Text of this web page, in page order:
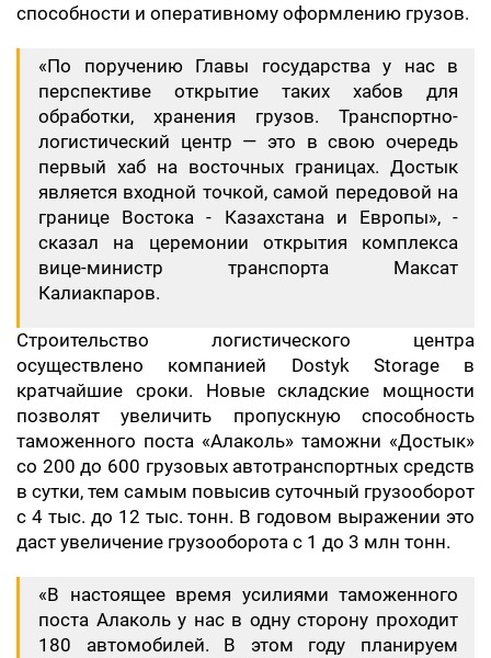
способности и оперативному оформлению грузов.
«По поручению Главы государства у нас в
перспективе открытие таких хабов для
обработки, хранения грузов. Транспортно-
логистический центр — это в свою очередь
первый хаб на восточных границах. Достык
является входной точкой, самой передовой на
границе Востока - Казахстана и Европы», -
сказал на церемонии открытия комплекса
вице-министр транспорта Максат
Калиакпаров.
Строительство логистического центра
осуществлено компанией Dostyk Storage в
кратчайшие сроки. Новые складские мощности
позволят увеличить пропускную способность
таможенного поста «Алаколь» таможни «Достык»
со 200 до 600 грузовых автотранспортных средств
в сутки, тем самым повысив суточный грузооборот
с 4 тыс. до 12 тыс. тонн. В годовом выражении это
даст увеличение грузооборота с 1 до 3 млн тонн.
«В настоящее время усилиями таможенного
поста Алаколь у нас в одну сторону проходит
180 автомобилей. В этом году планируем